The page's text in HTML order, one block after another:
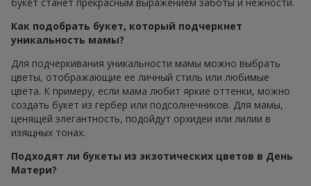
букет станет прекрасным выражением заботы и нежности.
Как подобрать букет, который подчеркнет
уникальность мамы?
Для подчеркивания уникальности мамы можно выбрать
цветы, отображающие ее личный стиль или любимые
цвета. К примеру, если мама любит яркие оттенки, можно
создать букет из гербер или подсолнечников. Для мамы,
ценящей элегантность, подойдут орхидеи или лилии в
изящных тонах.
Подходят ли букеты из экзотических цветов в День
Матери?